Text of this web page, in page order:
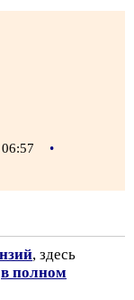
06:57
•
, здесь
в полном